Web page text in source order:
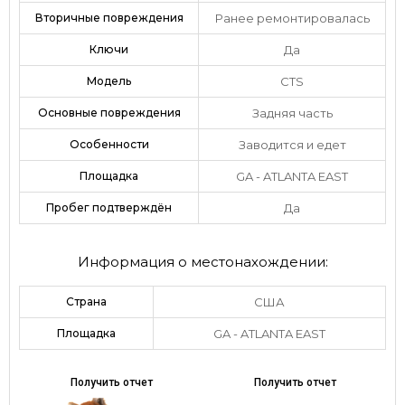
Вторичные повреждения Ранее ремонтировалась
Ключи Да
Модель CTS
Основные повреждения Задняя часть
Особенности Заводится и едет
Площадка GA - ATLANTA EAST
Пробег подтверждён Да
Информация о местонахождении:
Страна США
Площадка GA - ATLANTA EAST
Получить отчет Получить отчет